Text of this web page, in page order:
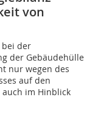
von
bei der
der Gebäudehülle
nur wegen des
auf den
im Hinblick